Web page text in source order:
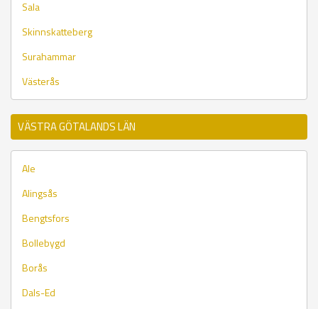
Sala
Skinnskatteberg
Surahammar
Västerås
VÄSTRA GÖTALANDS LÄN
Ale
Alingsås
Bengtsfors
Bollebygd
Borås
Dals-Ed